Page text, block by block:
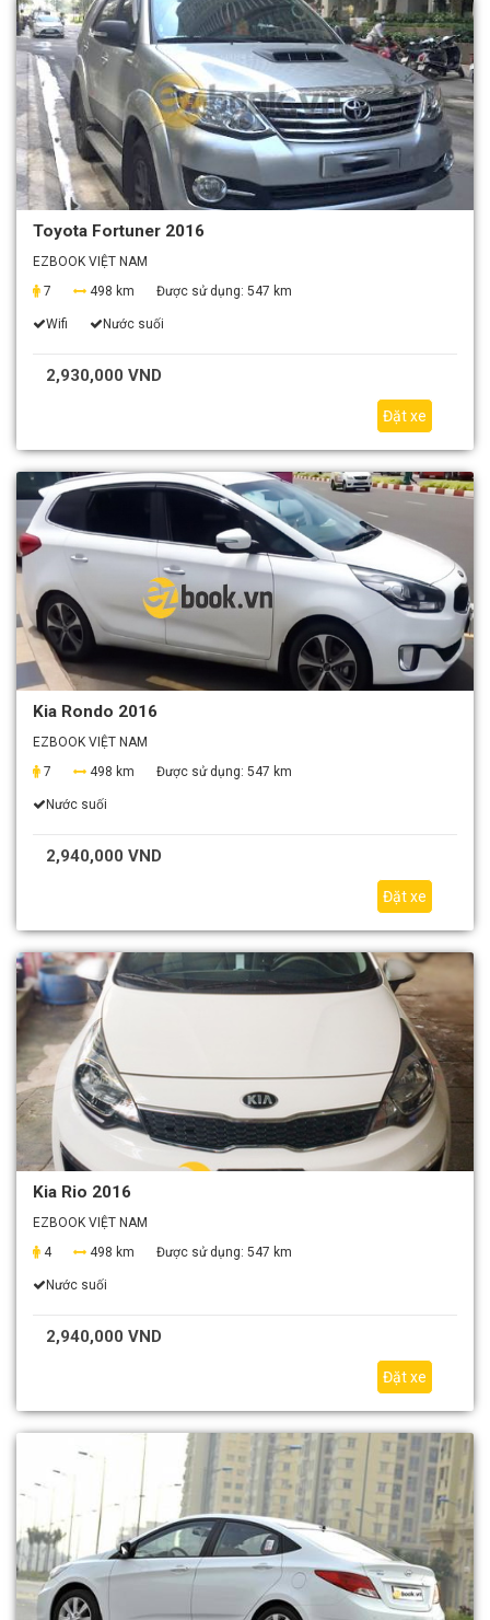
Toyota Fortuner 2016
EZBOOK VIỆT NAM
7
498 km Được sử dụng: 547 km
Wifi Nước suối
2,930,000 VND
Đặt xe
Kia Rondo 2016
EZBOOK VIỆT NAM
7
498 km Được sử dụng: 547 km
Nước suối
2,940,000 VND
Đặt xe
Kia Rio 2016
EZBOOK VIỆT NAM
4
498 km Được sử dụng: 547 km
Nước suối
2,940,000 VND
Đặt xe